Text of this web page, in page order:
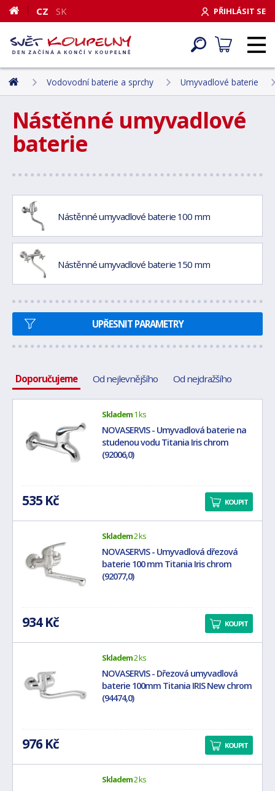
PŘIHLÁSIT SE
CZ SK
Vodovodní baterie a sprchy Umyvadlové baterie
Nástěnné umyvadlové
baterie
Nástěnné umyvadlové baterie 100 mm
Nástěnné umyvadlové baterie 150 mm
UPŘESNIT PARAMETRY
Doporučujeme Od nejlevnějšího Od nejdražšího
Skladem1 ks
NOVASERVIS - Umyvadlová baterie na
studenou vodu Titania Iris chrom
(92006,0)
535 Kč KOUPIT
Skladem2 ks
NOVASERVIS - Umyvadlová dřezová
baterie 100 mm Titania Iris chrom
(92077,0)
934 Kč KOUPIT
Skladem2 ks
NOVASERVIS - Dřezová umyvadlová
baterie 100mm Titania IRIS New chrom
(94474,0)
976 Kč KOUPIT
Skladem2 ks